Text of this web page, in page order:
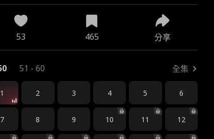
53 465 分享
51 - 60 全集
1 2 3 4 5 6
7 8 9 10 11 12